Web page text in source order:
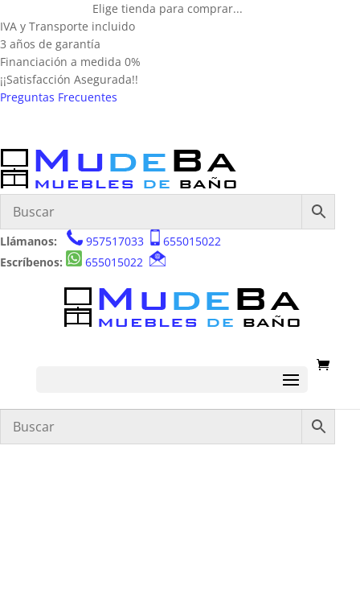
Elige tienda para comprar...
IVA y Transporte incluido
3 años de garantía
Financiación a medida 0%
¡¡Satisfacción Asegurada!!
Preguntas Frecuentes
Llámanos: 957517033
655015022
Escríbenos:
655015022